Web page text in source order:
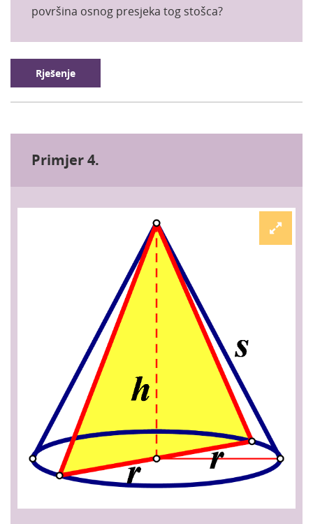
površina osnog presjeka tog stošca?
Rješenje
Primjer 4.